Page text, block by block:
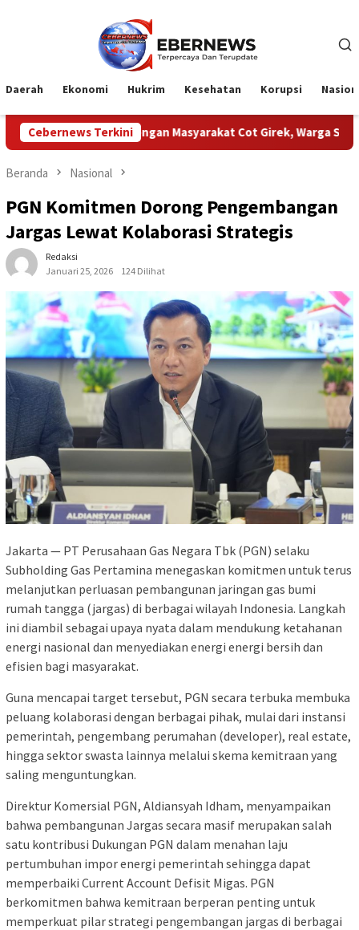
Daerah Ekonomi Hukrim Kesehatan Korupsi
Cebernews Terkini
Dengan Masyarakat Cot Girek, Warga Sampaikan Apresiasi
Beranda Nasional
PGN Komitmen Dorong Pengembangan
Jargas Lewat Kolaborasi Strategis
Redaksi
Januari 25, 2026
124 Dilihat
Jakarta — PT Perusahaan Gas Negara Tbk (PGN) selaku
Subholding Gas Pertamina menegaskan komitmen untuk terus
melanjutkan perluasan pembangunan jaringan gas bumi
rumah tangga (jargas) di berbagai wilayah Indonesia. Langkah
ini diambil sebagai upaya nyata dalam mendukung ketahanan
energi nasional dan menyediakan energi energi bersih dan
efisien bagi masyarakat.
Guna mencapai target tersebut, PGN secara terbuka membuka
peluang kolaborasi dengan berbagai pihak, mulai dari instansi
pemerintah, pengembang perumahan (developer), real estate,
hingga sektor swasta lainnya melalui skema kemitraan yang
saling menguntungkan.
Direktur Komersial PGN, Aldiansyah Idham, menyampaikan
bahwa pembangunan Jargas secara masif merupakan salah
satu kontribusi Dukungan PGN dalam menahan laju
pertumbuhan impor energi pemerintah sehingga dapat
memperbaiki Current Account Defisit Migas. PGN
berkomitmen bahwa kemitraan berperan penting untuk
memperkuat pilar strategi pengembangan jargas di berbagai